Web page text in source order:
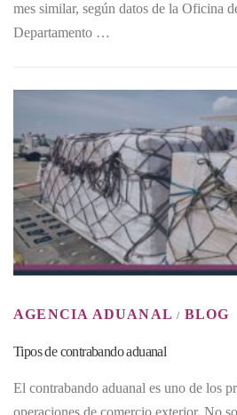
mes similar, según datos de la Oficina
Departamento …
AGENCIA ADUANAL / BLOG
Tipos de contrabando aduanal
El contrabando aduanal es uno de los
operaciones de comercio exterior. No